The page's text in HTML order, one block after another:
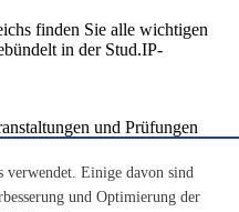
finden Sie alle wichtigen
in der Stud.IP-
und Prüfungen
Fragen – vom
verwendet. Einige davon sind
und Optimierung der